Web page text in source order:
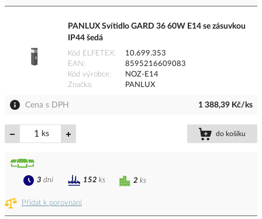
PANLUX Svítidlo GARD 36 60W E14 se zásuvkou
IP44 šedá
Kód ELFETEX
10.699.353
EAN
8595216609083
Kód výrobce
NOZ-E14
Značka
PANLUX
Cena s DPH 1 388,39 Kč/ks
ks do košíku
Přidat k porovnání
2 ks
3 dní 152 ks